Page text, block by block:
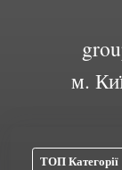
м.
ТОП Категорії